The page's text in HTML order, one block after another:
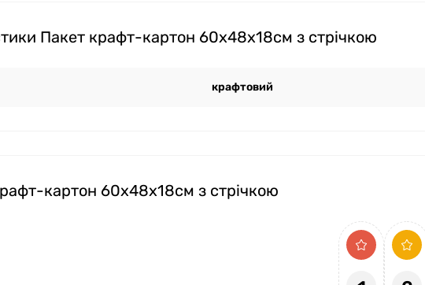
Пакет крафт-картон 60х48х18см з стрічкою
крафтовий
картон 60х48х18см з стрічкою